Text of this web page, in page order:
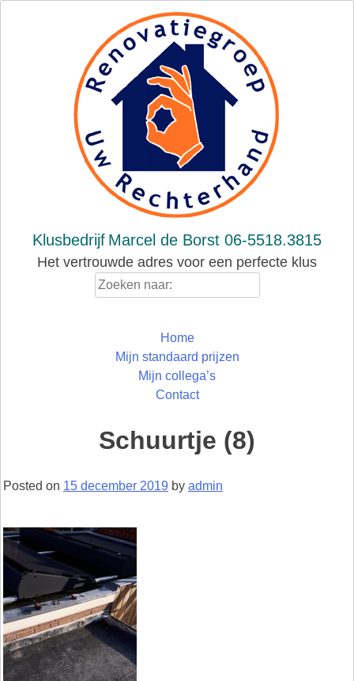
Klusbedrijf Marcel de Borst 06-5518.3815
Het vertrouwde adres voor een perfecte klus
Home
Mijn standaard prijzen
Mijn collega’s
Contact
Schuurtje (8)
Posted on 15 december 2019 by admin